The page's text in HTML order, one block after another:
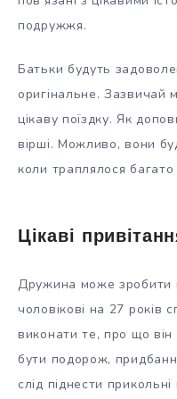
подружжя.
Батьки будуть
оригінальне. Зазвичай
цікаву поїздку. Як
вірші. Можливо, вони
коли траплялося багато
Цікаві
Дружина може зробити
чоловікові на 27 років
виконати те, про що
бути подорож,
слід піднести